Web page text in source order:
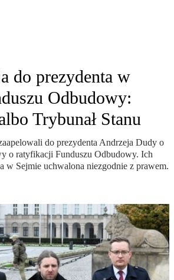
do prezydenta w
Odbudowy:
Trybunał Stanu
do prezydenta Andrzeja Dudy o
o ratyfikacji Funduszu Odbudowy. Ich
w Sejmie uchwalona niezgodnie z prawem.